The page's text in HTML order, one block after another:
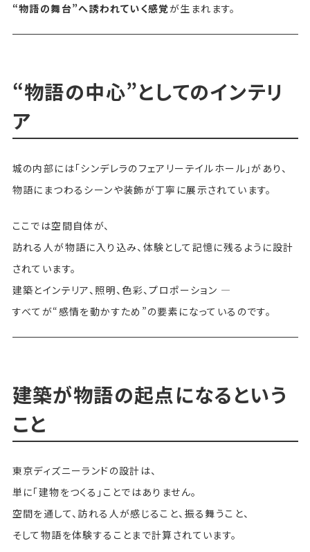
“物語の舞台”へ誘われていく感覚が生まれます。
“物語の中心”としてのインテリ
ア
城の内部には「シンデレラのフェアリーテイルホール」があり、
物語にまつわるシーンや装飾が丁寧に展示されています。
ここでは空間自体が、
訪れる人が物語に入り込み、体験として記憶に残るように設計
されています。
建築とインテリア、照明、色彩、プロポーション —
すべてが“感情を動かすため”の要素になっているのです。
建築が物語の起点になるという
こと
東京ディズニーランドの設計は、
単に「建物をつくる」ことではありません。
空間を通して、訪れる人が感じること、振る舞うこと、
そして物語を体験することまで計算されています。